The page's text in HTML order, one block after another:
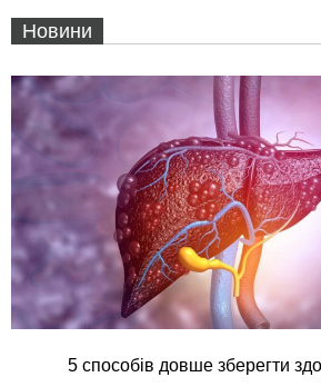
Новини
5 способів довше зберегти